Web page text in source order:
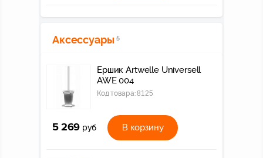
Аксессуары 5
Ершик Artwelle Universell
AWE 004
Код товара:8125
5 269 руб В корзину